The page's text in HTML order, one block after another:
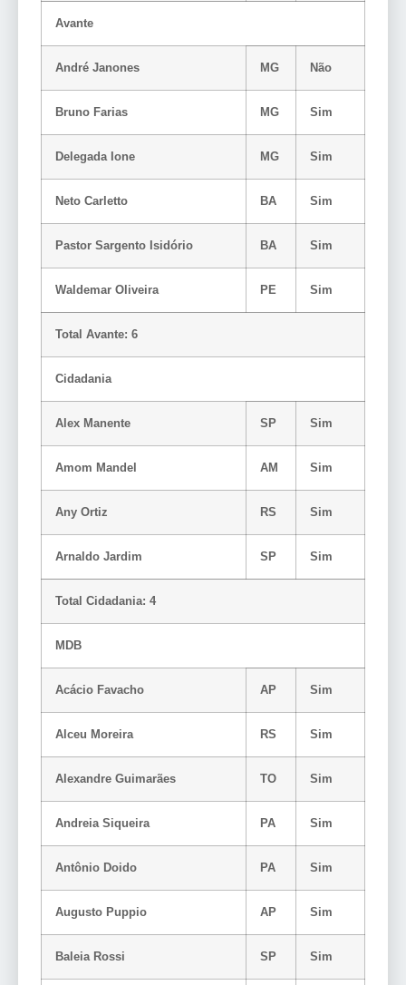
Avante
André Janones MG Não
Bruno Farias MG Sim
Delegada Ione MG Sim
Neto Carletto BA Sim
Pastor Sargento Isidório BA Sim
Waldemar Oliveira PE Sim
Total Avante: 6
Cidadania
Alex Manente SP Sim
Amom Mandel AM Sim
Any Ortiz RS Sim
Arnaldo Jardim SP Sim
Total Cidadania: 4
MDB
Acácio Favacho AP Sim
Alceu Moreira RS Sim
Alexandre Guimarães TO Sim
Andreia Siqueira PA Sim
Antônio Doido PA Sim
Augusto Puppio AP Sim
Baleia Rossi SP Sim